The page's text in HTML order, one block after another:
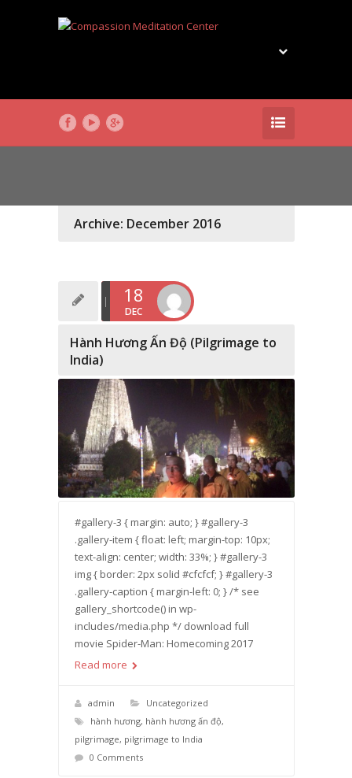
Archive: December 2016
18
DEC
Hành Hương Ấn Độ (Pilgrimage to
India)
#gallery-3 { margin: auto; } #gallery-3
.gallery-item { float: left; margin-top: 10px;
text-align: center; width: 33%; } #gallery-3
img { border: 2px solid #cfcfcf; } #gallery-3
.gallery-caption { margin-left: 0; } /* see
gallery_shortcode() in wp-
includes/media.php */ download full
movie Spider-Man: Homecoming 2017
Read more
admin
Uncategorized
hành hương, hành hương ấn độ,
pilgrimage, pilgrimage to India
0 Comments